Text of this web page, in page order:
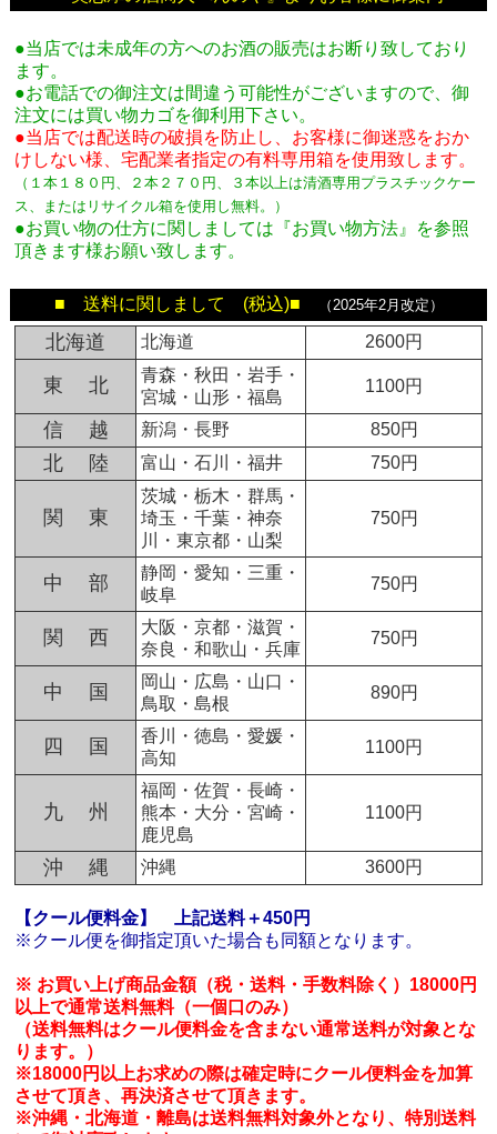
●当店では未成年の方へのお酒の販売はお断り致しており
ます。
●お電話での御注文は間違う可能性がございますので、御
注文には買い物カゴを御利用下さい。
●当店では配送時の破損を防止し、お客様に御迷惑をおか
けしない様、宅配業者指定の有料専用箱を使用致します。
（１本１８０円、２本２７０円、３本以上は清酒専用プラスチックケー
ス、またはリサイクル箱を使用し無料。
）
●お買い物の仕方に関しましては『お買い物方法』を参照
頂きます様お願い致します。
■ 送料に関しまして (税込)■ （2025年2月改定）
北海道 北海道 2600円
東 北
青森・秋田・岩手・
宮城・山形・福島
1100円
信 越 新潟・長野 850円
北 陸 富山・石川・福井 750円
関 東
茨城・栃木・群馬・
埼玉・千葉・神奈
川・東京都・山梨
750円
中 部
静岡・愛知・三重・
岐阜
750円
関 西
大阪・京都・滋賀・
奈良・和歌山・兵庫
750円
中 国
岡山・広島・山口・
鳥取・島根
890円
四 国
香川・徳島・愛媛・
高知
1100円
九 州
福岡・佐賀・長崎・
熊本・大分・宮崎・
鹿児島
1100円
沖 縄 沖縄 3600円
【クール便料金】
上記送料＋450円
※クール便を御指定頂いた場合も同額となります。
※ お買い上げ商品金額（税・送料・手数料除く）18000円
以上で通常送料無料（一個口のみ）
（送料無料はクール便料金を含まない通常送料が対象とな
ります。）
※18000円以上お求めの際は確定時にクール便料金を加算
させて頂き、再決済させて頂きます。
※沖縄・北海道・離島は送料無料対象外となり、特別送料